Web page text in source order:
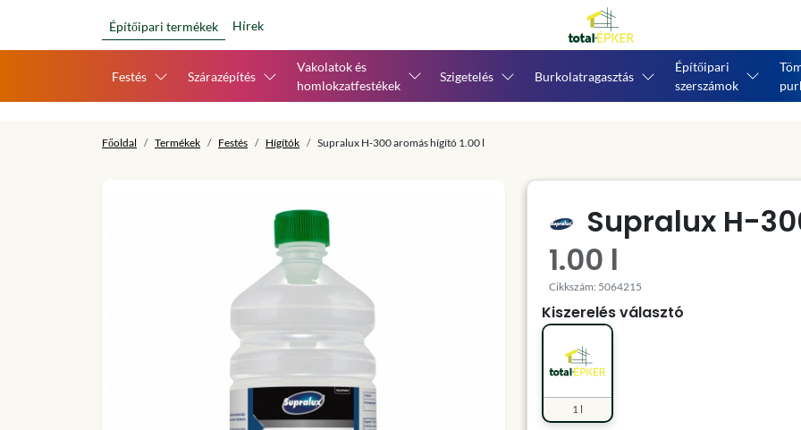
Építőipari termékek Hírek
Festés Szárazépítés
Vakolatok és
homlokzatfestékek
Szigetelés Burkolatragasztás
Építőipari
szerszámok
Főoldal Termékek Festés Hígítók Supralux H-300 aromás hígító 1.00 l
Supralux H-
1.00 l
Cikkszám: 5064215
Kiszerelés választó
1 l